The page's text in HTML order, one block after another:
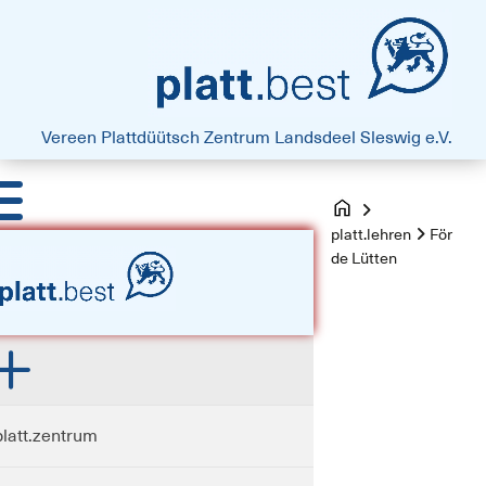
platt.best - Drift vun Harten
Vereen Plattdüütsch Zentrum Landsdeel Sleswig e.V.
platt.lehren
För
de Lütten